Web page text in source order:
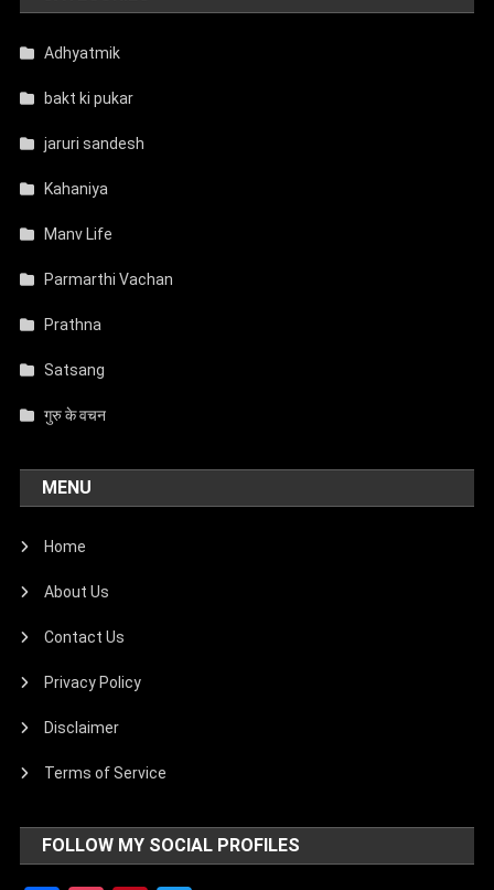
Adhyatmik
bakt ki pukar
jaruri sandesh
Kahaniya
Manv Life
Parmarthi Vachan
Prathna
Satsang
गुरु के वचन
MENU
Home
About Us
Contact Us
Privacy Policy
Disclaimer
Terms of Service
FOLLOW MY SOCIAL PROFILES